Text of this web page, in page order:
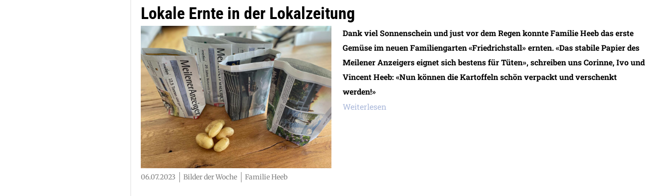
Lokale Ernte in der Lokalzeitung
Dank viel Sonnenschein und just vor dem Regen konnte Familie Heeb das erste
Gemüse im neuen Familiengarten «Friedrichstall» ernten. «Das stabile Papier des
Meilener Anzeigers eignet sich bestens für Tüten», schreiben uns Corinne, Ivo und
Vincent Heeb: «Nun können die Kartoffeln schön verpackt und verschenkt
werden!»
Weiterlesen
06.07.2023 Bilder der Woche Familie Heeb